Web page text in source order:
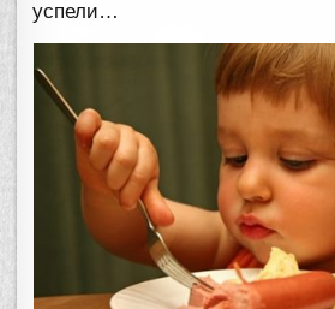
успели…